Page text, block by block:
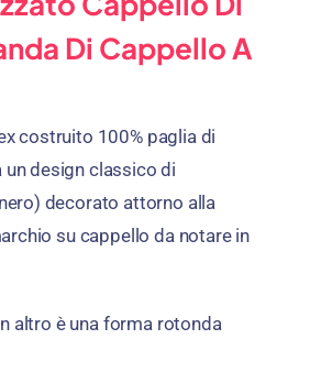
Di Cappello A
costruito 100% paglia di
design classico di
decorato attorno alla
su cappello da notare in
altro è una forma rotonda